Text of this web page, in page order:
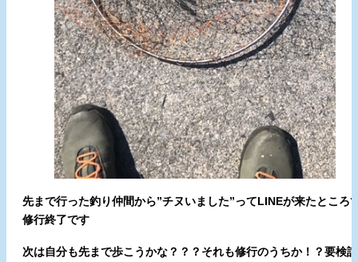
先まで行った釣り仲間から”チヌいました”ってLINEが来たところ
修行終了です
次は自分も先まで歩こうかな？？？それも修行のうちか！？要検討